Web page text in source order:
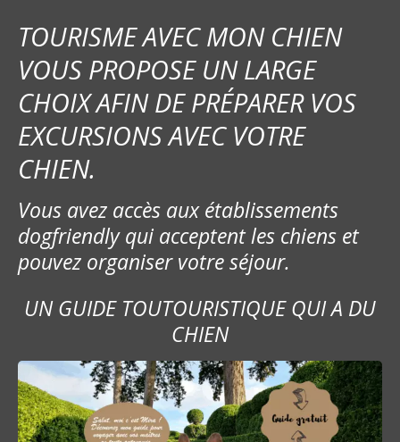
TOURISME AVEC MON CHIEN
VOUS PROPOSE UN LARGE
CHOIX AFIN DE PRÉPARER VOS
EXCURSIONS AVEC VOTRE
CHIEN.
Vous avez accès aux établissements
dogfriendly qui acceptent les chiens et
pouvez organiser votre séjour.
UN GUIDE TOUTOURISTIQUE QUI A DU
CHIEN